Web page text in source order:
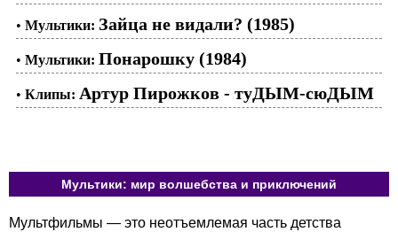
• Мультики: Зайца не видали? (1985)
• Мультики: Понарошку (1984)
• Клипы: Артур Пирожков - туДЫМ-сюДЫМ
Мультики: мир волшебства и приключений
Мультфильмы — это неотъемлемая часть детства